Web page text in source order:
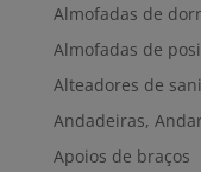
Almofadas de
Almofadas de
Alteadores de
Andadeiras,
Apoios de braços